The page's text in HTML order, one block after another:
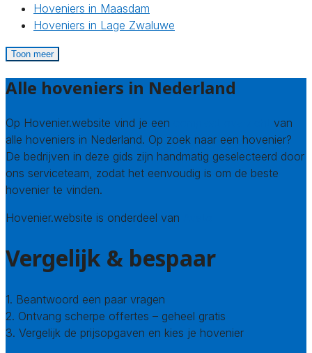
Hoveniers in Maasdam
Hoveniers in Lage Zwaluwe
Toon meer
Alle hoveniers in Nederland
Op Hovenier.website vind je een
van
alle hoveniers in Nederland. Op zoek naar een hovenier?
De bedrijven in deze gids zijn handmatig geselecteerd door
ons serviceteam, zodat het eenvoudig is om de beste
hovenier te vinden.
Hovenier.website is onderdeel van
Vergelijk & bespaar
1. Beantwoord een paar vragen
2. Ontvang scherpe offertes – geheel gratis
3. Vergelijk de prijsopgaven en kies je hovenier